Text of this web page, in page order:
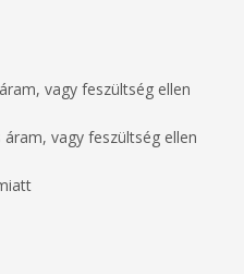
vagy feszültség ellen
vagy feszültség ellen